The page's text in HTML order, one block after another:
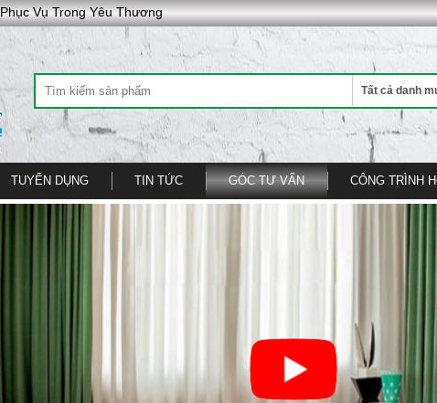
Vụ Trong Yêu Thương
TUYỂN DỤNG TIN TỨC GÓC TƯ VẤN CÔNG TRÌNH